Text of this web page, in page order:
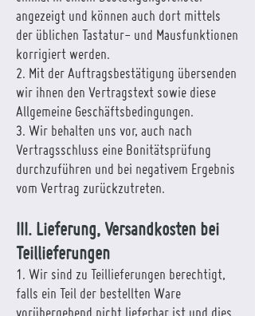
angezeigt und können auch dort mittels
der üblichen Tastatur- und Mausfunktionen
korrigiert werden.
2. Mit der Auftragsbestätigung übersenden
wir ihnen den Vertragstext sowie diese
Allgemeine Geschäftsbedingungen.
3. Wir behalten uns vor, auch nach
Vertragsschluss eine Bonitätsprüfung
durchzuführen und bei negativem Ergebnis
vom Vertrag zurückzutreten.
III. Lieferung, Versandkosten bei
Teillieferungen
1. Wir sind zu Teillieferungen berechtigt,
falls ein Teil der bestellten Ware